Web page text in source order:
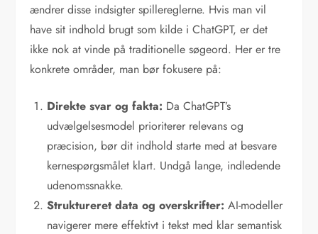
ændrer disse indsigter spillereglerne. Hvis man vil
have sit indhold brugt som kilde i ChatGPT, er det
ikke nok at vinde på traditionelle søgeord. Her er tre
konkrete områder, man bør fokusere på:
Direkte svar og fakta: Da ChatGPT’s
udvælgelsesmodel prioriterer relevans og
præcision, bør dit indhold starte med at besvare
kernespørgsmålet klart. Undgå lange, indledende
udenomssnakke.
Struktureret data og overskrifter: AI-modeller
navigerer mere effektivt i tekst med klar semantisk